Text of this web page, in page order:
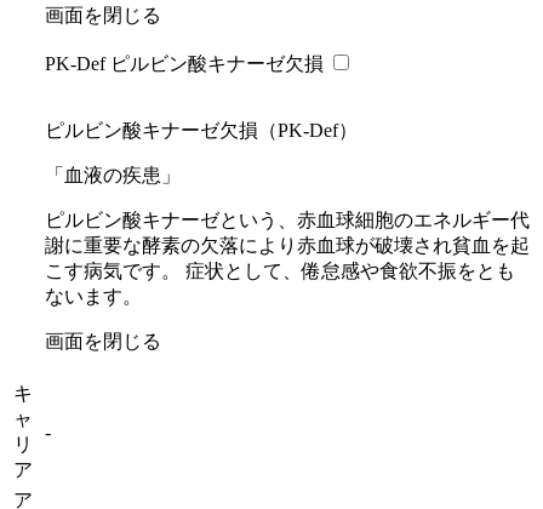
画面を閉じる
PK-Def ピルビン酸キナーゼ欠損
ピルビン酸キナーゼ欠損（PK-Def）
「血液の疾患」
ピルビン酸キナーゼという、赤血球細胞のエネルギー代
謝に重要な酵素の欠落により赤血球が破壊され貧血を起
こす病気です。 症状として、倦怠感や食欲不振をとも
ないます。
画面を閉じる
キ
ャ
リ
ア
-
ア